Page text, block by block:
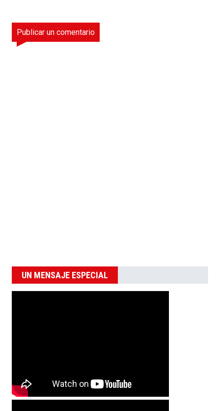
Publicar un comentario
UN MENSAJE ESPECIAL